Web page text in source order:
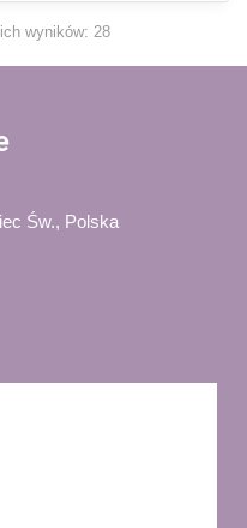
wyników: 28
Św., Polska